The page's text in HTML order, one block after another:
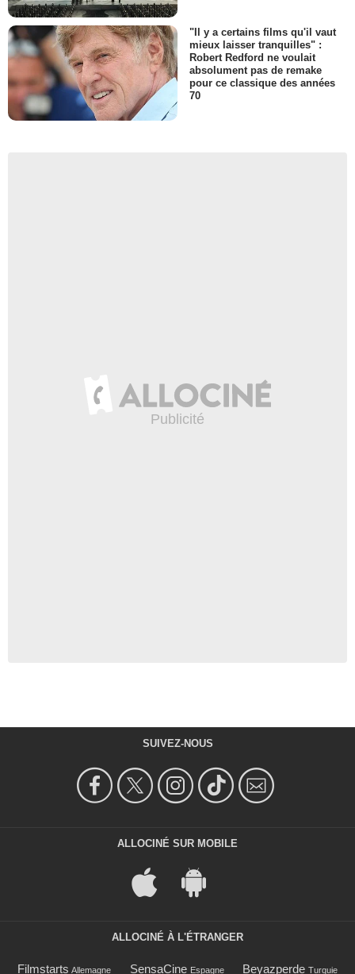
"Il y a certains films qu'il vaut
mieux laisser tranquilles" :
Robert Redford ne voulait
absolument pas de remake
pour ce classique des années
70
SUIVEZ-NOUS
ALLOCINÉ SUR MOBILE
ALLOCINÉ À L'ÉTRANGER
Filmstarts Allemagne SensaCine Espagne Beyazperde Turquie